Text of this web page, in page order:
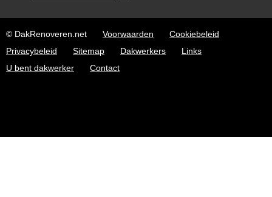
© DakRenoveren.net Voorwaarden
Cookiebeleid
Privacybeleid
Sitemap Dakwerkers
Links
U bent dakwerker
Contact